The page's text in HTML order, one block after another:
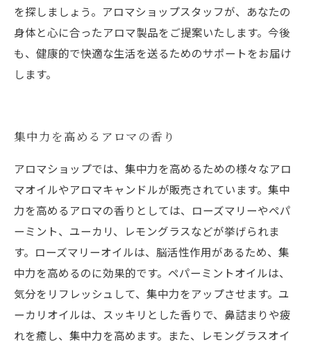
を探しましょう。アロマショップスタッフが、あなたの
身体と心に合ったアロマ製品をご提案いたします。今後
も、健康的で快適な生活を送るためのサポートをお届け
します。
集中力を高めるアロマの香り
アロマショップでは、集中力を高めるための様々なアロ
マオイルやアロマキャンドルが販売されています。集中
力を高めるアロマの香りとしては、ローズマリーやペパ
ーミント、ユーカリ、レモングラスなどが挙げられま
す。ローズマリーオイルは、脳活性作用があるため、集
中力を高めるのに効果的です。ペパーミントオイルは、
気分をリフレッシュして、集中力をアップさせます。ユ
ーカリオイルは、スッキリとした香りで、鼻詰まりや疲
れを癒し、集中力を高めます。また、レモングラスオイ